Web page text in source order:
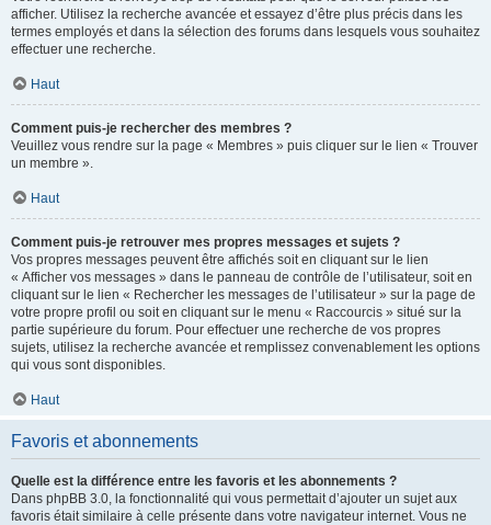
afficher. Utilisez la recherche avancée et essayez d’être plus précis dans les
termes employés et dans la sélection des forums dans lesquels vous souhaitez
effectuer une recherche.
Haut
Comment puis-je rechercher des membres ?
Veuillez vous rendre sur la page « Membres » puis cliquer sur le lien « Trouver
un membre ».
Haut
Comment puis-je retrouver mes propres messages et sujets ?
Vos propres messages peuvent être affichés soit en cliquant sur le lien
« Afficher vos messages » dans le panneau de contrôle de l’utilisateur, soit en
cliquant sur le lien « Rechercher les messages de l’utilisateur » sur la page de
votre propre profil ou soit en cliquant sur le menu « Raccourcis » situé sur la
partie supérieure du forum. Pour effectuer une recherche de vos propres
sujets, utilisez la recherche avancée et remplissez convenablement les options
qui vous sont disponibles.
Haut
Favoris et abonnements
Quelle est la différence entre les favoris et les abonnements ?
Dans phpBB 3.0, la fonctionnalité qui vous permettait d’ajouter un sujet aux
favoris était similaire à celle présente dans votre navigateur internet. Vous ne